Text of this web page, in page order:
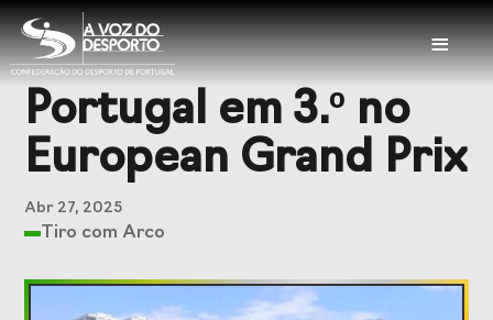
≡
Sobre a CDP
Representações
Documentação
Portugal em 3.º no
European Grand Prix
Abr 27, 2025
Tiro com Arco